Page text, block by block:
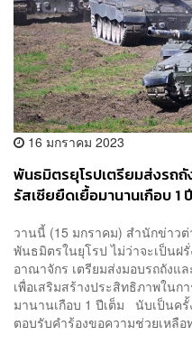
16 มกราคม 2023
พันธมิตรยุโรปเตรียมส่งรถถั
รัสเซียยืดเยื้อมานานเกือบ 1
วานนี้ (15 มกราคม) สำนักข่าว
พันธมิตรในยุโรป ไม่ว่าจะเป็นฝ
อาณาจักร เตรียมส่งมอบรถถังแ
เพื่อเสริมสร้างประสิทธิภาพในก
มานานเกือบ 1 ปีเต็ม นับเป็นค
ตอบรับคำร้องขอความช่วยเหลือ